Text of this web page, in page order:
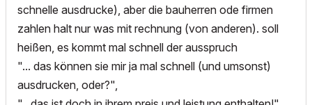
schnelle ausdrucke), aber die bauherren ode firmen
zahlen halt nur was mit rechnung (von anderen). soll
heißen, es kommt mal schnell der ausspruch
"... das können sie mir ja mal schnell (und umsonst)
ausdrucken, oder?",